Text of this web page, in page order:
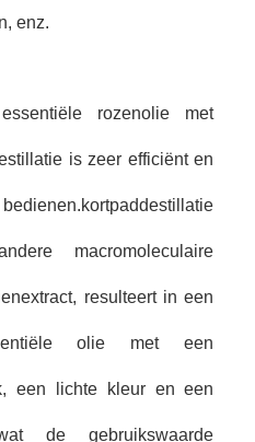
enz.
rozenolie met
is zeer efficiënt en
macromoleculaire
resulteert in een
olie met een
een lichte kleur en een
de gebruikswaarde